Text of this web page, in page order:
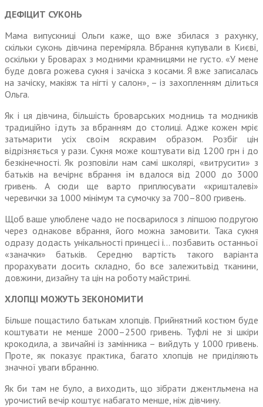
ДЕФІЦИТ СУКОНЬ
Мама випускниці Ольги каже, що вже збилася з рахунку,
скільки суконь дівчина переміряла. Вбрання купували в Києві,
оскільки у Броварах з модними крамницями не густо. «У мене
буде довга рожева сукня і зачіска з косами. Я вже записалась
на зачіску, макіяж та нігті у салон», – із захопленням ділиться
Ольга.
Як і ця дівчина, більшість броварських модниць та модників
традиційно їдуть за вбранням до столиці. Адже кожен мріє
затьмарити усіх своїм яскравим образом. Розбіг цін
відрізняється у рази. Сукня може коштувати від 1200 грн і до
безкінечності. Як розповіли нам самі школярі, «витрусити» з
батьків на вечірнє вбрання їм вдалося від 2000 до 3000
гривень. А сюди ще варто приплюсувати «кришталеві»
черевички за 1000 мінімум та сумочку за 700–800 гривень.
Щоб ваше улюблене чадо не посварилося з ліпшою подругою
через однакове вбрання, його можна замовити. Така сукня
одразу додасть унікальності принцесі і… позбавить останньої
«заначки» батьків. Середню вартість такого варіанта
прорахувати досить складно, бо все залежитьвід тканини,
довжини, дизайну та цін на роботу майстрині.
ХЛОПЦІ МОЖУТЬ ЗЕКОНОМИТИ
Більше пощастило батькам хлопців. Прийнятний костюм буде
коштувати не менше 2000–2500 гривень. Туфлі не зі шкіри
крокодила, а звичайні із замінника – вийдуть у 1000 гривень.
Проте, як показує практика, багато хлопців не приділяють
значної уваги вбранню.
Як би там не було, а виходить, що зібрати джентльмена на
урочистий вечір коштує набагато менше, ніж дівчину.